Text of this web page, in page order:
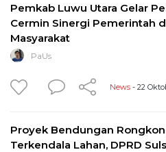
Pemkab Luwu Utara Gelar
Cermin Sinergi Pemerintah
Masyarakat
PaUs
News - 22
Proyek Bendungan
Terkendala Lahan, DPRD